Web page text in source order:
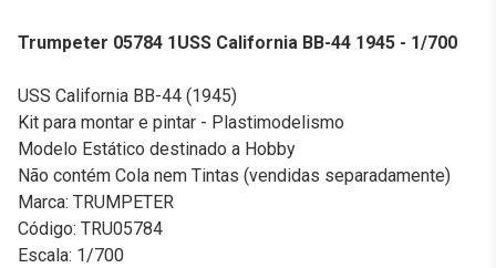
Trumpeter 05784 1USS California BB-44 1945 - 1/700
USS California BB-44 (1945)
Kit para montar e pintar - Plastimodelismo
Modelo Estático destinado a Hobby
Não contém Cola nem Tintas (vendidas separadamente)
Marca: TRUMPETER
Código: TRU05784
Escala: 1/700